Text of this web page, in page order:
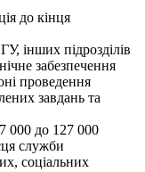
до кінця
інших підрозділів
забезпечення
проведення
завдань та
000 до 127 000
служби
соціальних